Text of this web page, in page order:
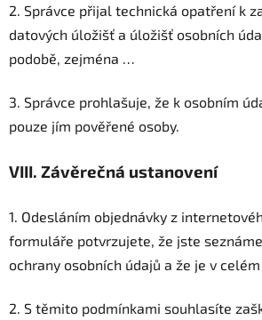
2. Správce přijal technická opatření k
datových úložišť a úložišť osobních
podobě, zejména …
3. Správce prohlašuje, že k osobním
pouze jím pověřené osoby.
VIII. Závěrečná ustanovení
1. Odesláním objednávky z
formuláře potvrzujete, že jste
ochrany osobních údajů a že je v
2. S těmito podmínkami souhlasíte